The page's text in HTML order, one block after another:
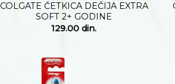
COLGATE ČETKICA DEČIJA EXTRA
SOFT 2+ GODINE
129.00din.